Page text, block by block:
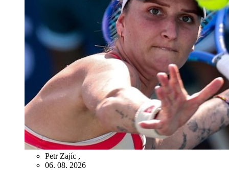
Petr Zajíc ,
06. 08. 2026